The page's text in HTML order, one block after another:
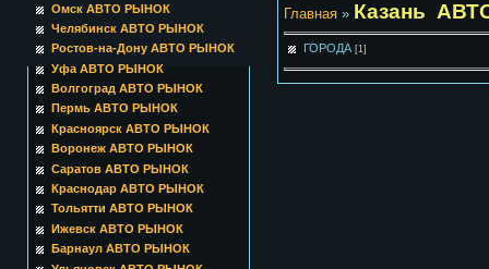
Омск АВТО РЫНОК
Челябинск АВТО РЫНОК
Ростов-на-Дону АВТО РЫНОК
Уфа АВТО РЫНОК
Волгоград АВТО РЫНОК
Пермь АВТО РЫНОК
Красноярск АВТО РЫНОК
Воронеж АВТО РЫНОК
Саратов АВТО РЫНОК
Краснодар АВТО РЫНОК
Тольятти АВТО РЫНОК
Ижевск АВТО РЫНОК
Барнаул АВТО РЫНОК
Главная» Казань
ГОРОДА [1]